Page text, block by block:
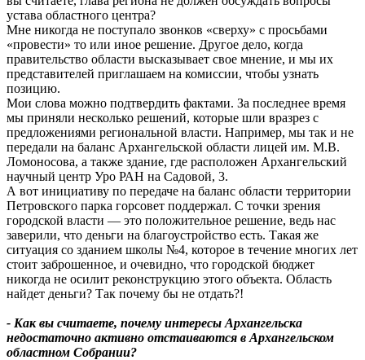
устава областного центра?
Мне никогда не поступало звонков «сверху» с просьбами
«провести» то или иное решение. Другое дело, когда
правительство области высказывает свое мнение, и мы их
представителей приглашаем на комиссии, чтобы узнать
позицию.
Мои слова можно подтвердить фактами. За последнее время
мы приняли несколько решений, которые шли вразрез с
предложениями региональной власти. Например, мы так и не
передали на баланс Архангельской области лицей им. М.В.
Ломоносова, а также здание, где расположен Архангельский
научный центр Уро РАН на Садовой, 3.
А вот инициативу по передаче на баланс области территории
Петровского парка горсовет поддержал. С точки зрения
городской власти — это положительное решение, ведь нас
заверили, что деньги на благоустройство есть. Такая же
ситуация со зданием школы №4, которое в течение многих лет
стоит заброшенное, и очевидно, что городской бюджет
никогда не осилит реконструкцию этого объекта. Область
найдет деньги? Так почему бы не отдать?!
- Как вы считаете, почему интересы Архангельска
недостаточно активно отстаиваются в Архангельском
областном Собрании?